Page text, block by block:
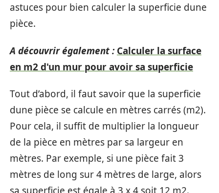
astuces pour bien calculer la superficie dune
pièce.
A découvrir également : Calculer la surface
en m2 d'un mur pour avoir sa superficie
Tout d’abord, il faut savoir que la superficie
dune pièce se calcule en mètres carrés (m2).
Pour cela, il suffit de multiplier la longueur
de la pièce en mètres par sa largeur en
mètres. Par exemple, si une pièce fait 3
mètres de long sur 4 mètres de large, alors